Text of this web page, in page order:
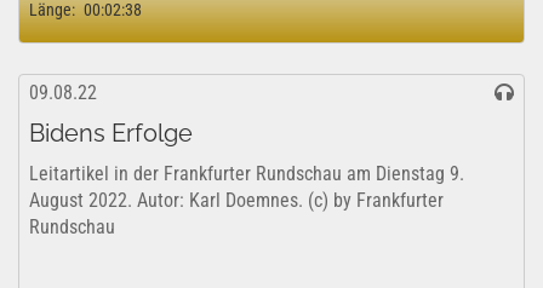
Länge: 00:02:38
09.08.22
Bidens Erfolge
Leitartikel in der Frankfurter Rundschau am Dienstag 9.
August 2022. Autor: Karl Doemnes. (c) by Frankfurter
Rundschau